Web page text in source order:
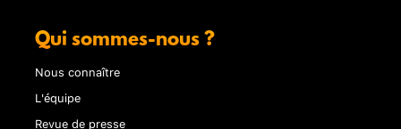
Qui sommes-nous ?
Nous connaître
L'équipe
Revue de presse